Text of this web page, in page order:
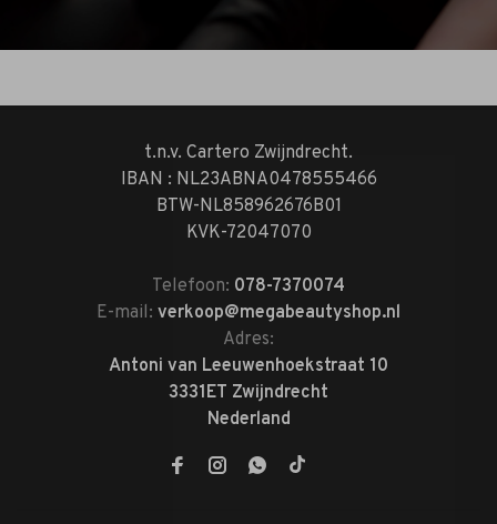
t.n.v. Cartero Zwijndrecht.
IBAN : NL23ABNA0478555466
BTW-NL858962676B01
KVK-72047070
Telefoon: 078-7370074
E-mail: verkoop@megabeautyshop.nl
Adres:
Antoni van Leeuwenhoekstraat 10
3331ET Zwijndrecht
Nederland